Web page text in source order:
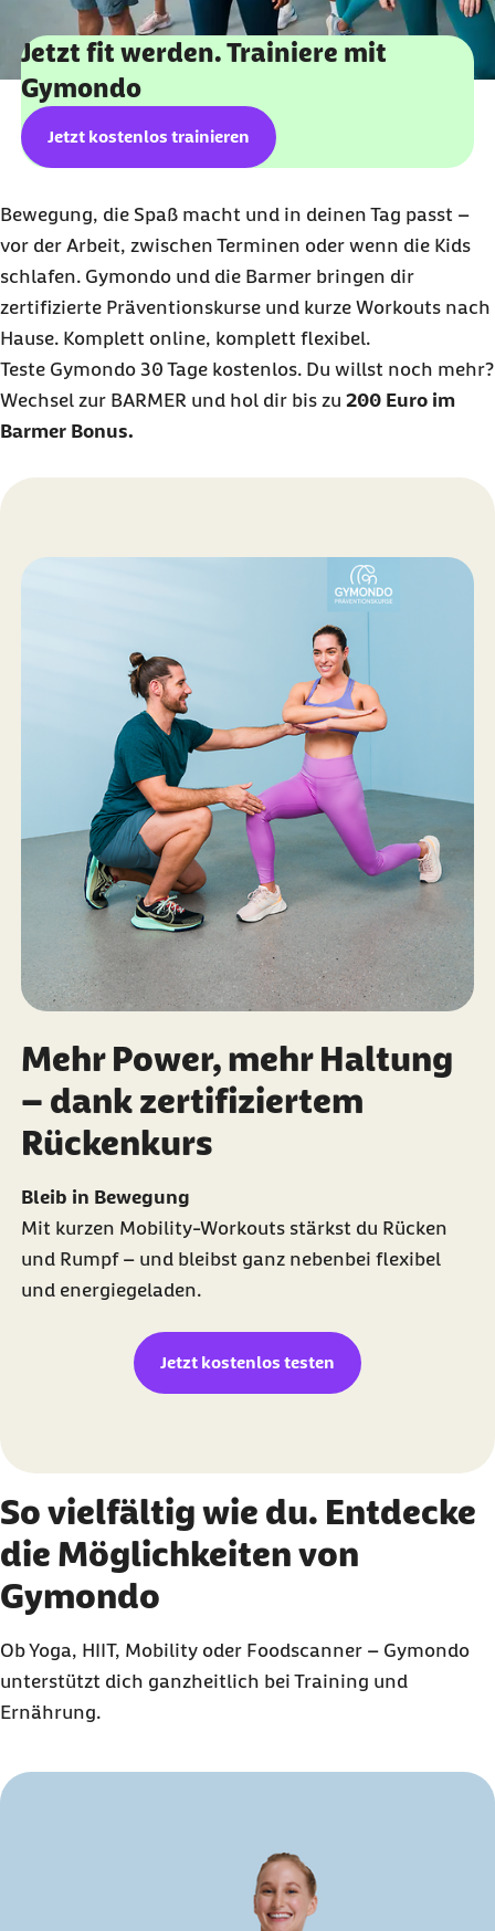
Jetzt fit werden. Trainiere mit
Gymondo
Jetzt kostenlos trainieren
Bewegung, die Spaß macht und in deinen Tag passt –
vor der Arbeit, zwischen Terminen oder wenn die Kids
schlafen. Gymondo und die Barmer bringen dir
zertifizierte Präventionskurse und kurze Workouts nach
Hause. Komplett online, komplett flexibel.
Teste Gymondo 30 Tage kostenlos. Du willst noch mehr?
Wechsel zur BARMER und hol dir bis zu 200 Euro im
Barmer Bonus.
Mehr Power, mehr Haltung
– dank zertifiziertem
Rückenkurs
Bleib in Bewegung
Mit kurzen Mobility-Workouts stärkst du Rücken
und Rumpf – und bleibst ganz nebenbei flexibel
und energiegeladen.
Jetzt kostenlos testen
So vielfältig wie du. Entdecke
die Möglichkeiten von
Gymondo
Ob Yoga, HIIT, Mobility oder Foodscanner – Gymondo
unterstützt dich ganzheitlich bei Training und
Ernährung.
Karussell mit 8 Elementen
Element 1 von 8